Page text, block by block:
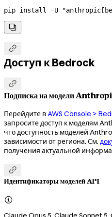
pip install -U


Доступ к Bedrock

Подписка на модели
Перейдите вAWS Console >
запросите доступ к моделям
что доступность моделей
зависимости от региона. См.
получения актуальной

Идентификаторы моделей API
